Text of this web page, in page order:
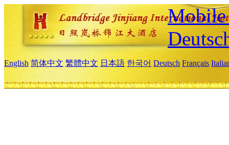
Mobile
English 简体中文 繁體中文 日本語 한국어 Deutsch Français